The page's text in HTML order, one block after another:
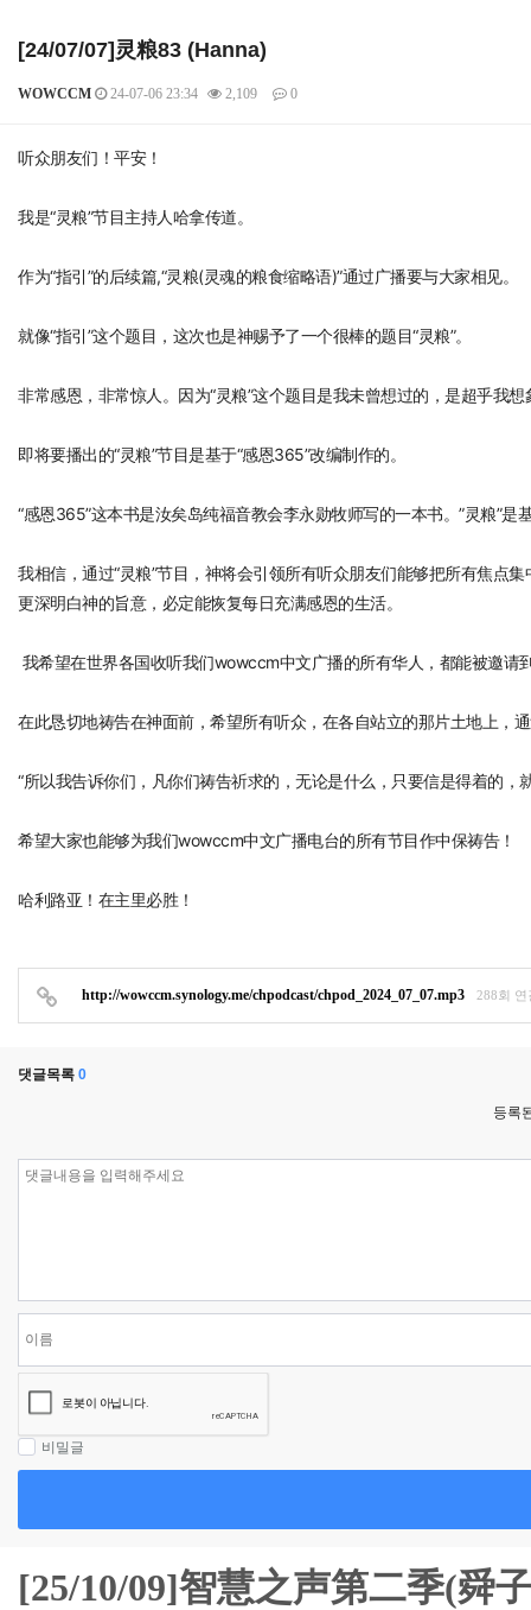
[24/07/07]灵粮83 (Hanna)
WOWCCM 24-07-06 23:34 2,109 0
본문
听众朋友们！平安！
我是“灵粮”节目主持人哈拿传道。
作为“指引”的后续篇,“灵粮(灵魂的粮食缩略语)”通过广播要与大家相见。
就像“指引”这个题目，这次也是神赐予了一个很棒的题目“灵粮”。
非常感恩，非常惊人。因为“灵粮”这个题目是我未曾想过的，是超乎我
即将要播出的“灵粮”节目是基于“感恩365”改编制作的。
“感恩365”这本书是汝矣岛纯福音教会李永勋牧师写的一本书。”灵粮”
我相信，通过“灵粮”节目，神将会引领所有听众朋友们能够把所有焦点
更深明白神的旨意，必定能恢复每日充满感恩的生活。
我希望在世界各国收听我们wowccm中文广播的所有华人，都能被邀请
在此恳切地祷告在神面前，希望所有听众，在各自站立的那片土地上，
“所以我告诉你们，凡你们祷告祈求的，无论是什么，只要信是得着的，
希望大家也能够为我们wowccm中文广播电台的所有节目作中保祷告！
哈利路亚！在主里必胜！
http://wowccm.synology.me/chpodcast/chpod_2024_07_07.mp3 288회 연
댓글목록 0
등록
비밀글
[25/10/09]智慧之声第二季(舜